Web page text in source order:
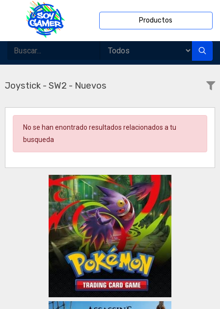
Productos
Joystick - SW2 - Nuevos
No se han enontrado resultados relacionados a tu
busqueda